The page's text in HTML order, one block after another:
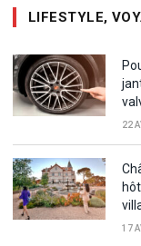
LIFESTYLE,
22
17